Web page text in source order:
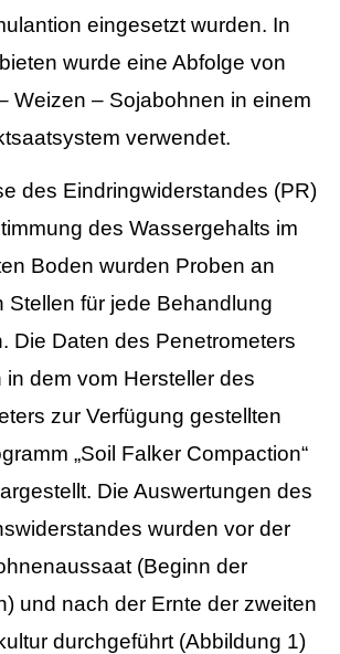
eingesetzt wurden. In
wurde eine Abfolge von
Weizen – Sojabohnen in einem
verwendet.
des Eindringwiderstandes (PR)
des Wassergehalts im
Boden wurden Proben an
Stellen für jede Behandlung
Die Daten des Penetrometers
in dem vom Hersteller des
zur Verfügung gestellten
„Soil Falker Compaction“
Die Auswertungen des
wurden vor der
(Beginn der
und nach der Ernte der zweiten
durchgeführt (Abbildung 1)